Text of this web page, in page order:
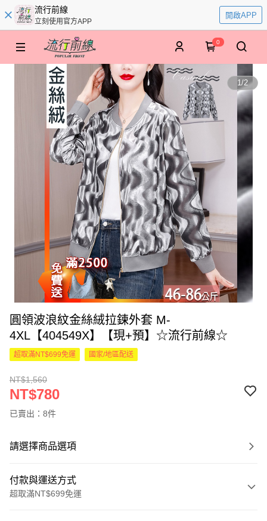
流行前線
立刻使用官方APP
開啟APP
0
1/2
圓領波浪紋金絲絨拉鍊外套 M-
4XL【404549X】【現+預】☆流行前線☆
超取滿NT$699免運 國家/地區配送
NT$1,560
NT$780
已賣出：8件
請選擇商品選項
付款與運送方式
超取滿NT$699免運